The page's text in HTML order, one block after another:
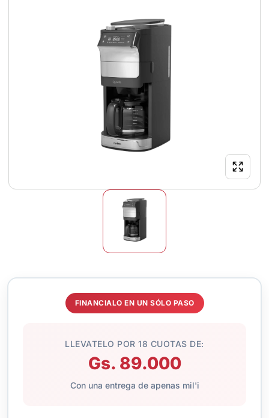
FINANCIALO EN UN SÓLO PASO
LLEVATELO POR 18 CUOTAS DE:
Gs. 89.000
Con una entrega de apenas mil'i